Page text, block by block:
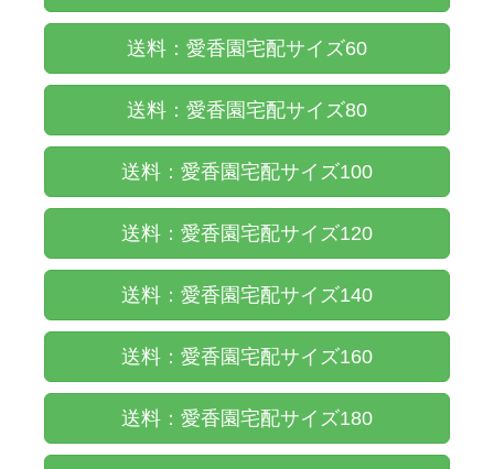
送料：愛香園宅配サイズ60
送料：愛香園宅配サイズ80
送料：愛香園宅配サイズ100
送料：愛香園宅配サイズ120
送料：愛香園宅配サイズ140
送料：愛香園宅配サイズ160
送料：愛香園宅配サイズ180